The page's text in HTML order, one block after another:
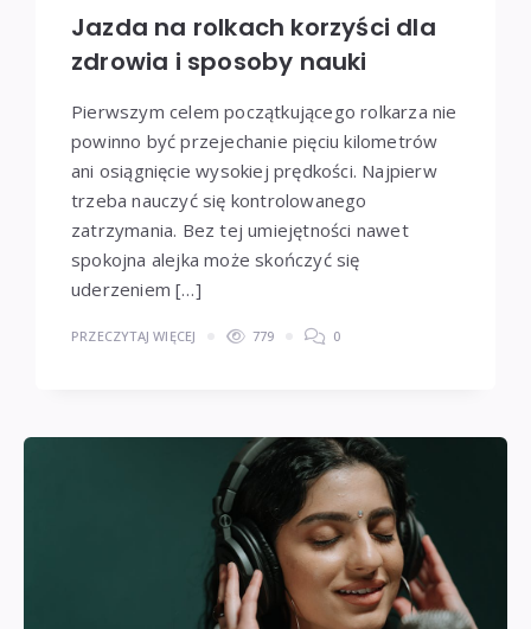
Jazda na rolkach korzyści dla
zdrowia i sposoby nauki
Pierwszym celem początkującego rolkarza nie
powinno być przejechanie pięciu kilometrów
ani osiągnięcie wysokiej prędkości. Najpierw
trzeba nauczyć się kontrolowanego
zatrzymania. Bez tej umiejętności nawet
spokojna alejka może skończyć się
uderzeniem […]
PRZECZYTAJ WIĘCEJ 779 0